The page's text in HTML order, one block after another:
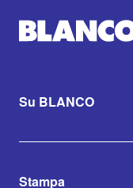
Su BLANCO
Stampa